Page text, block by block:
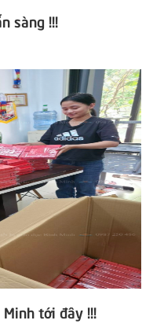
sàng !!!
Minh tới đây !!!